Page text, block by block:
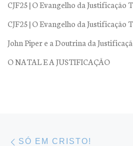
CJF25 | O Evangelho da
CJF25 | O Evangelho da
John Piper e a Doutrina da
O NATAL E A JUSTIFICAÇÃO
SÓ EM CRISTO!